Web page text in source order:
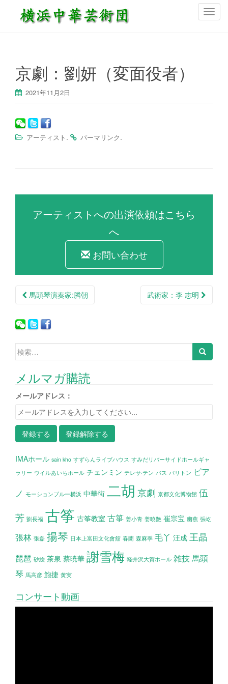
ナ
京劇：劉妍（変面役者）
2021年11月2日
アーティスト . パーマリンク.
アーティストへの出演依頼はこちら
へ
お問い合わせ
投稿ナビゲーション
馬頭琴演奏家:腾朝 武術家：李 志明
検索:
メルマガ購読
メールアドレス：
IMAホール sain kho すずらんライブハウス すみだリバーサイドホールギャ
ラリー ウイルあいちホール チェンミン テレサ·テン バス バリトン ピア
ノ モーションブルー横浜 中華街 二胡 京劇 京都文化博物館 伍
芳 劉長福 古筝 古筝教室 古箏 姜小青 姜暁艶 崔宗宝 幽燕 張屹
張林 張磊 揚琴 日本上富田文化會舘 春蘭 森麻季 毛丫 汪成 王晶
琵琶 砂絵 茶泉 蔡暁華 謝雪梅 軽井沢大賀ホール 雑技馬頭
琴 馬高彦 鮑捷 黄実
コンサート動画